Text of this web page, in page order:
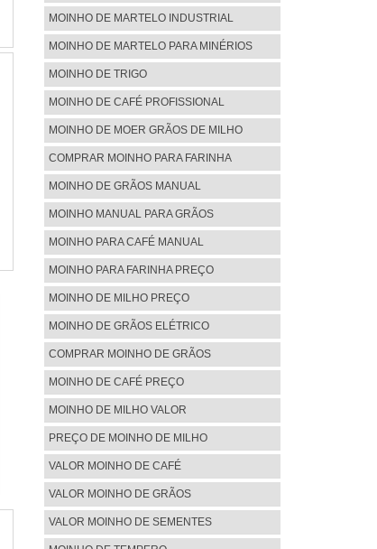
MOINHO DE MARTELO INDUSTRIAL
MOINHO DE MARTELO PARA MINÉRIOS
MOINHO DE TRIGO
MOINHO DE CAFÉ PROFISSIONAL
MOINHO DE MOER GRÃOS DE MILHO
COMPRAR MOINHO PARA FARINHA
MOINHO DE GRÃOS MANUAL
MOINHO MANUAL PARA GRÃOS
MOINHO PARA CAFÉ MANUAL
MOINHO PARA FARINHA PREÇO
MOINHO DE MILHO PREÇO
MOINHO DE GRÃOS ELÉTRICO
COMPRAR MOINHO DE GRÃOS
MOINHO DE CAFÉ PREÇO
MOINHO DE MILHO VALOR
PREÇO DE MOINHO DE MILHO
VALOR MOINHO DE CAFÉ
VALOR MOINHO DE GRÃOS
VALOR MOINHO DE SEMENTES